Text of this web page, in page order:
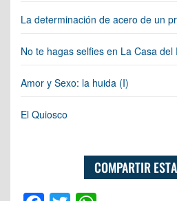
La determinación de acero de un
No te hagas selfies en La Casa
Amor y Sexo: la huida (I)
El Quiosco
COMPARTIR